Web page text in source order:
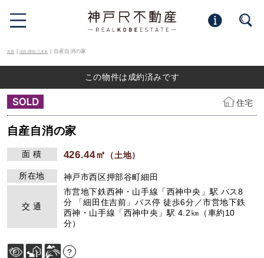
売買 北区/西区/三木市 | 自産自消の家
この物件は成約済みです
住宅
自産自消の家
面 積 426.44㎡ （土地）
所在地 神戸市西区押部谷町細田
交 通
市営地下鉄西神・山手線「西神中央」駅 バス8
分 「細田住吉前」バス停 徒歩6分／市営地下鉄
西神・山手線「西神中央」駅 4.2㎞（車約10
分）
?